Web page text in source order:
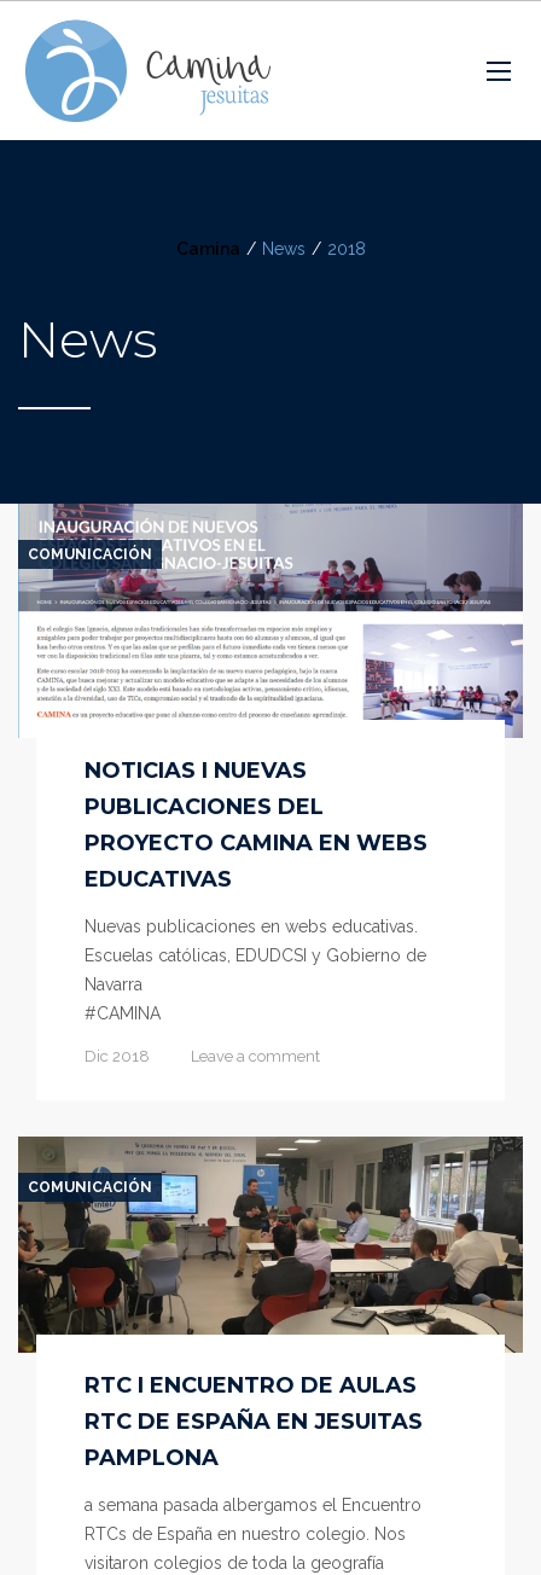
Camina / News / 2018
News
COMUNICACIÓN
NOTICIAS I NUEVAS
PUBLICACIONES DEL
PROYECTO CAMINA EN WEBS
EDUCATIVAS
Nuevas publicaciones en webs educativas.
Escuelas católicas, EDUDCSI y Gobierno de
Navarra
#CAMINA
Dic 2018 Leave a comment
COMUNICACIÓN
RTC I ENCUENTRO DE AULAS
RTC DE ESPAÑA EN JESUITAS
PAMPLONA
a semana pasada albergamos el Encuentro
RTCs de España en nuestro colegio. Nos
visitaron colegios de toda la geografía